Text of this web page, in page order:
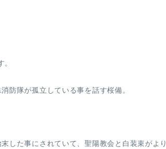
防隊が孤立している事を話す桜備。
した事にされていて、聖陽教会と白装束がより